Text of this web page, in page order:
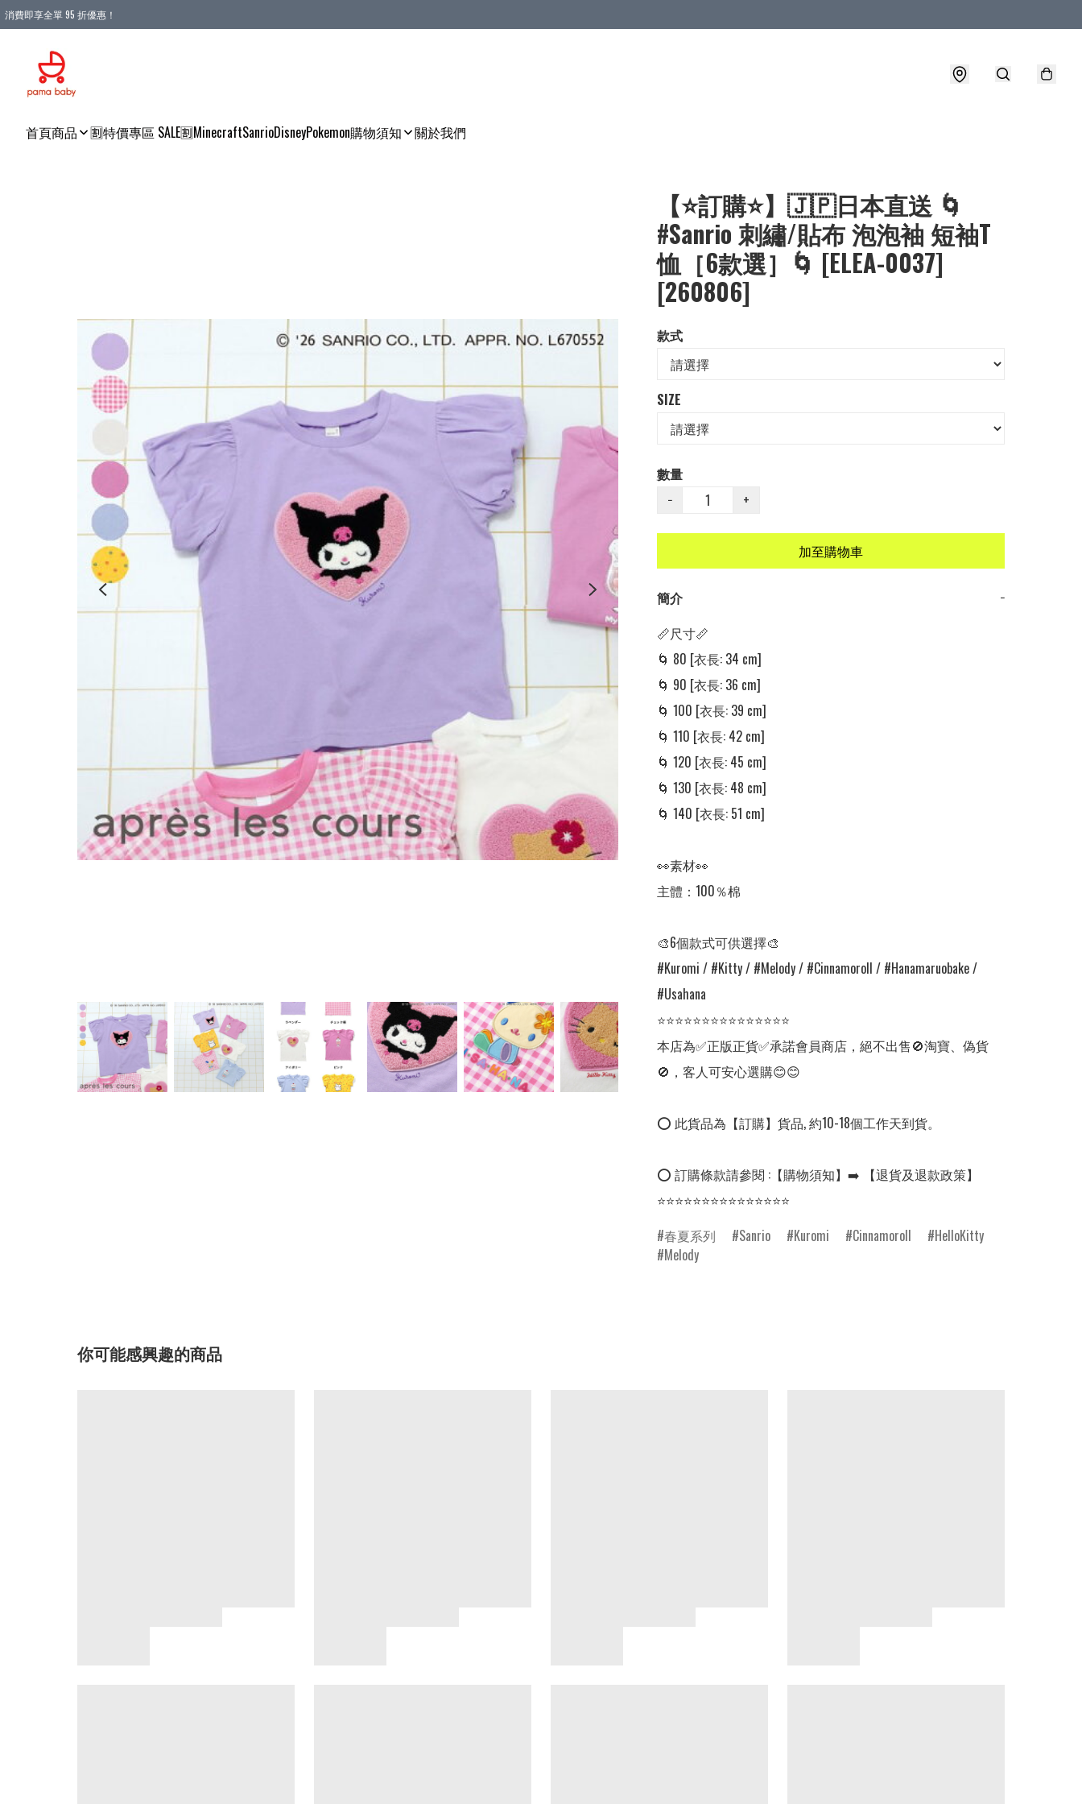
消費即享全單 95 折優惠！
首頁商品 🈹特價專區 SALE🈹MinecraftSanrioDisneyPokemon購物須知 關於我們
【⭐訂購⭐】🇯🇵日本直送 🌀
#Sanrio 刺繡/貼布 泡泡袖 短袖T
恤［6款選］🌀 [ELEA-0037]
[260806]
款式
SIZE
數量
−
+
加至購物車
簡介
−
📏尺寸📏
🌀 80 [衣長: 34 cm]
🌀 90 [衣長: 36 cm]
🌀 100 [衣長: 39 cm]
🌀 110 [衣長: 42 cm]
🌀 120 [衣長: 45 cm]
🌀 130 [衣長: 48 cm]
🌀 140 [衣長: 51 cm]
👀素材👀
主體：100％棉
🎨6個款式可供選擇🎨
#Kuromi / #Kitty / #Melody / #Cinnamoroll / #Hanamaruobake /
#Usahana
⭐⭐⭐⭐⭐⭐⭐⭐⭐⭐⭐⭐⭐⭐⭐
本店為✅正版正貨✅承諾會員商店，絕不出售🚫淘寶、偽貨
🚫，客人可安心選購😊😊
⭕ 此貨品為【訂購】貨品, 約10-18個工作天到貨。
⭕ 訂購條款請參閱 :【購物須知】➡️ 【退貨及退款政策】
⭐⭐⭐⭐⭐⭐⭐⭐⭐⭐⭐⭐⭐⭐⭐
春夏系列
Sanrio Kuromi Cinnamoroll
HelloKitty
Melody
你可能感興趣的商品